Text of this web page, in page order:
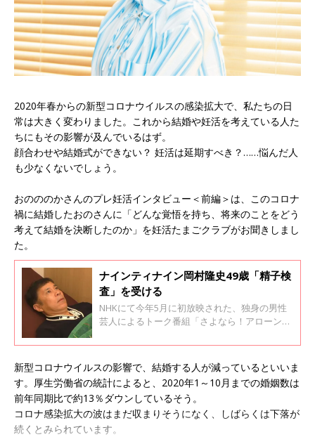
2020年春からの新型コロナウイルスの感染拡大で、私たちの日
常は大きく変わりました。これから結婚や妊活を考えている人た
ちにもその影響が及んでいるはず。
顔合わせや結婚式ができない？ 妊活は延期すべき？……悩んだ人
も少なくないでしょう。
おのののかさんのプレ妊活インタビュー＜前編＞は、このコロナ
禍に結婚したおのさんに「どんな覚悟を持ち、将来のことをどう
考えて結婚を決断したのか」を妊活たまごクラブがお聞きしまし
た。
ナインティナイン岡村隆史49歳「精子検
査」を受ける
NHKにて今年5月に初放映された、独身の男性
芸人によるトーク番組「さよなら！アローン
いに2回目が放映されます。第2回は、来年50歳
になるというナイティナインの岡村隆史さんが
なんと精子検査を受けるそう！ その結果はい
かに？ 「さよなら！アローン会」第2回目の
収録にたまひよONLINE編集部がおじゃまして
きました。
新型コロナウイルスの影響で、結婚する人が減っているといいま
す。厚生労働省の統計によると、2020年1～10月までの婚姻数は
前年同期比で約13％ダウンしているそう。
コロナ感染拡大の波はまだ収まりそうになく、しばらくは下落が
続くとみられています。